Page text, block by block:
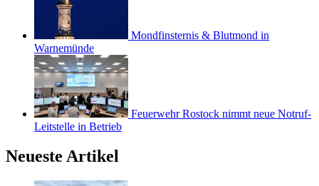
Mondfinsternis & Blutmond in
Warnemünde
Feuerwehr Rostock nimmt neue Notruf-
Leitstelle in Betrieb
Neueste Artikel